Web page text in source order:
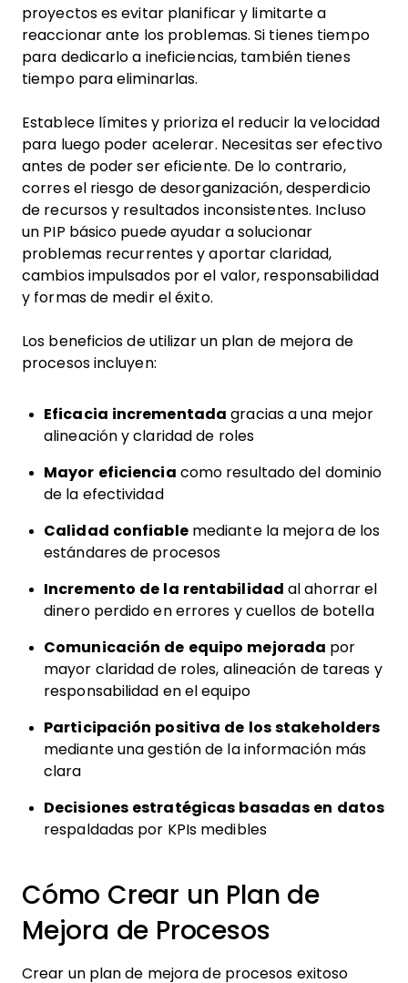
proyectos es evitar planificar y limitarte a
reaccionar ante los problemas. Si tienes tiempo
para dedicarlo a ineficiencias, también tienes
tiempo para eliminarlas.
Establece límites y prioriza el reducir la velocidad
para luego poder acelerar. Necesitas ser efectivo
antes de poder ser eficiente. De lo contrario,
corres el riesgo de desorganización, desperdicio
de recursos y resultados inconsistentes. Incluso
un PIP básico puede ayudar a solucionar
problemas recurrentes y aportar claridad,
cambios impulsados por el valor, responsabilidad
y formas de medir el éxito.
Los beneficios de utilizar un plan de mejora de
procesos incluyen:
Eficacia incrementada gracias a una mejor
alineación y claridad de roles
Mayor eficiencia como resultado del dominio
de la efectividad
Calidad confiablemediante la mejora de los
estándares de procesos
Incremento de la rentabilidad al ahorrar el
dinero perdido en errores y cuellos de botella
Comunicación de equipo mejorada por
mayor claridad de roles, alineación de tareas y
responsabilidad en el equipo
Participación positiva de los stakeholders
mediante una gestión de la información más
clara
Decisiones estratégicas basadas en datos
respaldadas por KPIs medibles
Cómo Crear un Plan de
Mejora de Procesos
Crear un plan de mejora de procesos exitoso